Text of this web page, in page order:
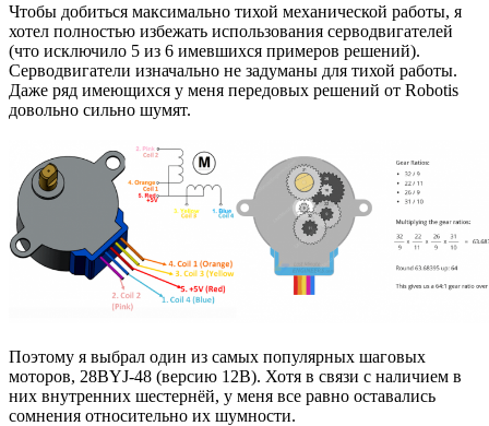
Чтобы добиться максимально тихой механической работы, я
хотел полностью избежать использования серводвигателей
(что исключило 5 из 6 имевшихся примеров решений).
Серводвигатели изначально не задуманы для тихой работы.
Даже ряд имеющихся у меня передовых решений от Robotis
довольно сильно шумят.
Поэтому я выбрал один из самых популярных шаговых
моторов, 28BYJ-48 (версию 12В). Хотя в связи с наличием в
них внутренних шестернёй, у меня все равно оставались
сомнения относительно их шумности.